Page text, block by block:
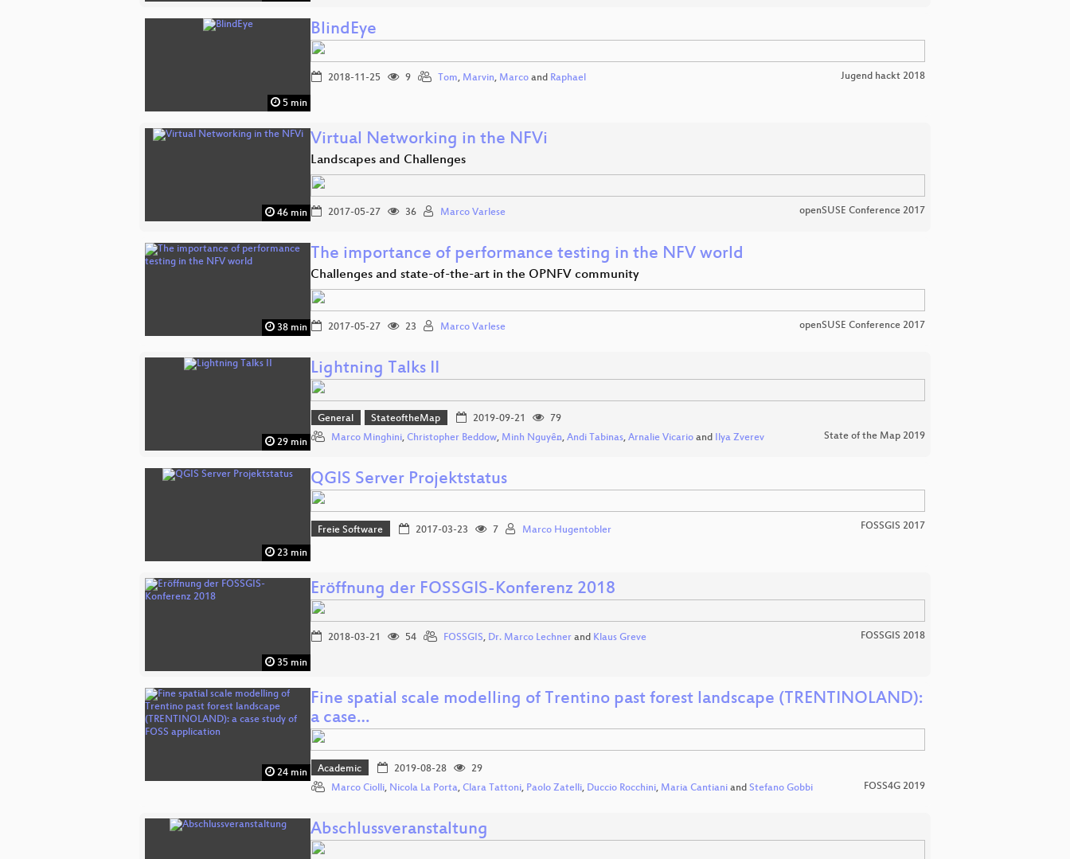
5 min
BlindEye
2018-11-25 9 Tom, Marvin, Marco and Raphael Jugend hackt 2018
46 min
Virtual Networking in the NFVi
Landscapes and Challenges
2017-05-27 36 Marco Varlese openSUSE Conference 2017
38 min
The importance of performance testing in the NFV world
Challenges and state-of-the-art in the OPNFV community
2017-05-27 23 Marco Varlese openSUSE Conference 2017
29 min
Lightning Talks II
General StateoftheMap 2019-09-21
79
Marco Minghini, Christopher Beddow, Minh Nguyễn, Andi Tabinas, Arnalie Vicario and Ilya Zverev State of the Map 2019
23 min
QGIS Server Projektstatus
Freie Software 2017-03-23 7 Marco Hugentobler FOSSGIS 2017
35 min
Eröffnung der FOSSGIS-Konferenz 2018
2018-03-21 54 FOSSGIS, Dr. Marco Lechner and Klaus Greve FOSSGIS 2018
24 min
Fine spatial scale modelling of Trentino past forest landscape (TRENTINOLAND):
a case…
Academic 2019-08-28
29
Marco Ciolli, Nicola La Porta, Clara Tattoni, Paolo Zatelli, Duccio Rocchini, Maria Cantiani and Stefano Gobbi FOSS4G 2019
Abschlussveranstaltung